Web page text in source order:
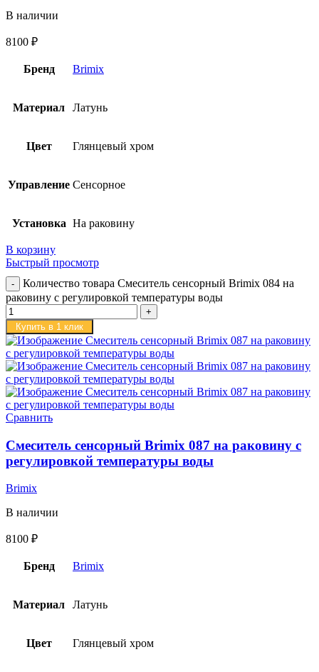
В наличии
8100 ₽
Бренд Brimix
Материал Латунь
Цвет Глянцевый хром
Управление Сенсорное
Установка На раковину
В корзину
Быстрый просмотр
Количество товара Смеситель сенсорный Brimix 084 на
раковину с регулировкой температуры воды
Купить в 1 клик
Сравнить
Смеситель сенсорный Brimix 087 на раковину с
регулировкой температуры воды
Brimix
В наличии
8100 ₽
Бренд Brimix
Материал Латунь
Цвет Глянцевый хром